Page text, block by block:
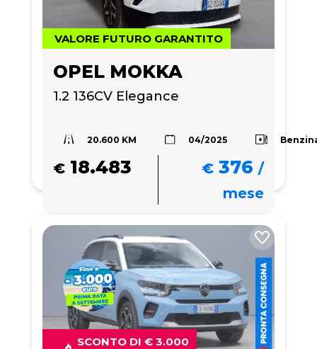
VALORE FUTURO GARANTITO
OPEL MOKKA
1.2 136CV Elegance
20.600 KM 04/2025
€ 18.483 € 376 /
mese
SCONTO DI € 3.000